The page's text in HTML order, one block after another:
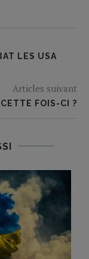
LES USA
Articles suivant
FOIS-CI ?